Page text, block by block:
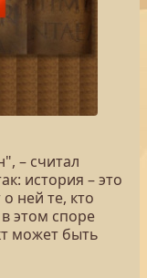
– считал
история – это
ней те, кто
этом споре
может быть